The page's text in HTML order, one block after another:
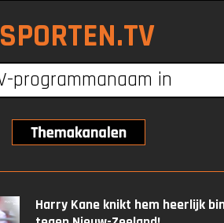
SPORTEN.TV
Harry Kane knikt hem heerlijk